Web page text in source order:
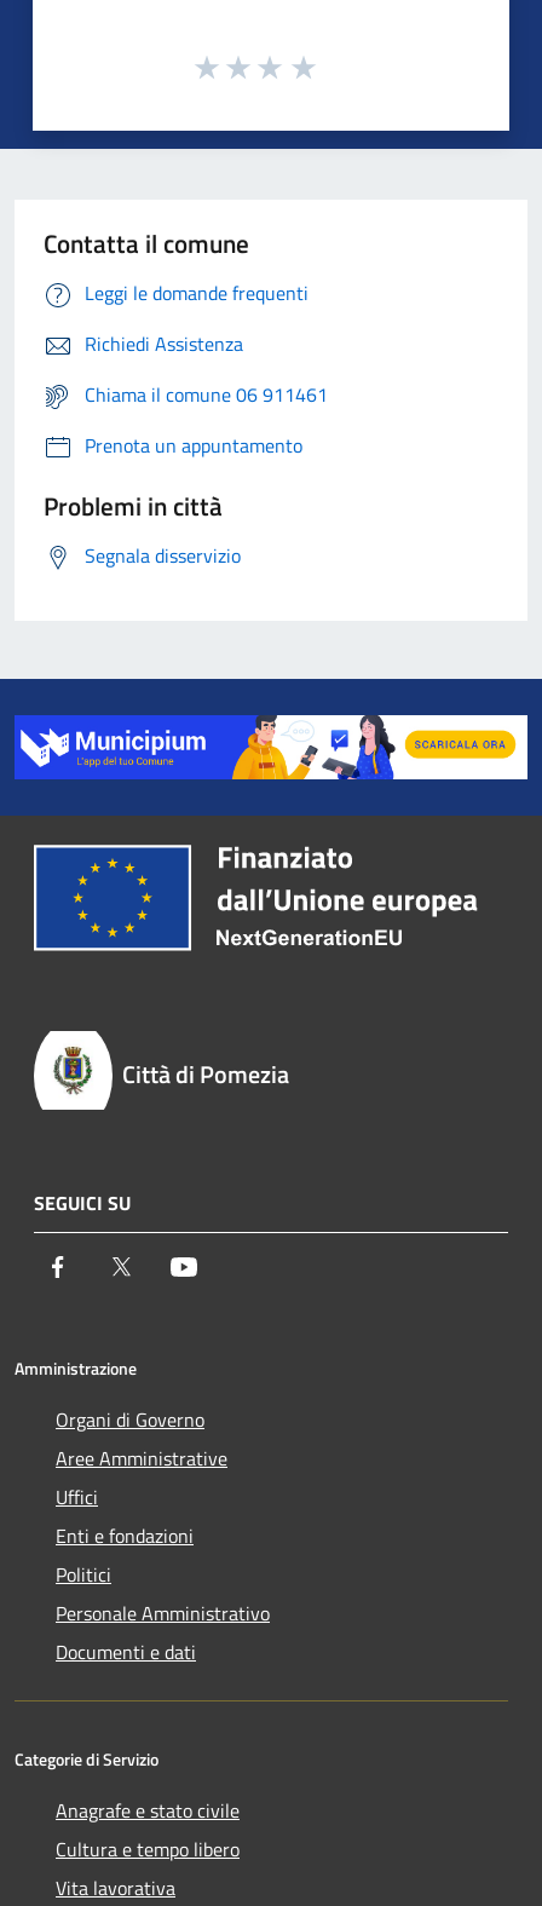
Contatta il comune
Leggi le domande frequenti
Richiedi Assistenza
Chiama il comune 06 911461
Prenota un appuntamento
Problemi in città
Segnala disservizio
Città di Pomezia
SEGUICI SU
Facebook Twitter
Amministrazione
Organi di Governo
Aree Amministrative
Uffici
Enti e fondazioni
Politici
Personale Amministrativo
Documenti e dati
Categorie di Servizio
Anagrafe e stato civile
Cultura e tempo libero
Vita lavorativa